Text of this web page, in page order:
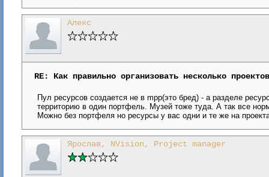
Алекс
RE: Как правильно организовать несколько
Пул ресурсов создается не в mpp(это бред) - а разделе
территорию в один портфель. Музей тоже туда. А так все
Можно без портфеля но ресурсы у вас одни и те же на
Ярослав, NVision, Project manager